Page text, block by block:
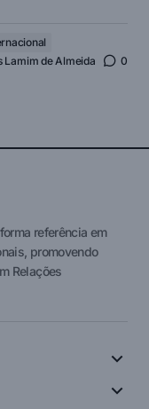
Lamim de Almeida 0
referência em
promovendo
Relações